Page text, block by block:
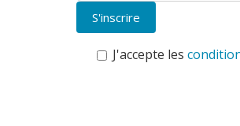
J'accepte les